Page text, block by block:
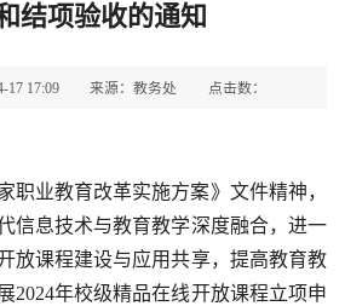
结项验收的通知
17 17:09 来源：教务处 点击数：
职业教育改革实施方案》文件精神，
信息技术与教育教学深度融合，进一
放课程建设与应用共享，提高教育教
2024年校级精品在线开放课程立项申